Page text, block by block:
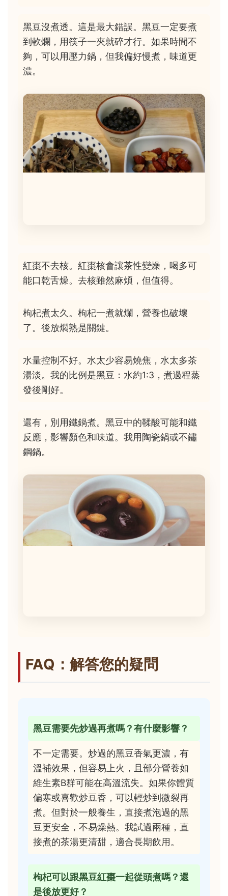
黑豆沒煮透。這是最大錯誤。黑豆一定要煮
到軟爛，用筷子一夾就碎才行。如果時間不
夠，可以用壓力鍋，但我偏好慢煮，味道更
濃。
紅棗不去核。紅棗核會讓茶性變燥，喝多可
能口乾舌燥。去核雖然麻煩，但值得。
枸杞煮太久。枸杞一煮就爛，營養也破壞
了。後放燜熟是關鍵。
水量控制不好。水太少容易燒焦，水太多茶
湯淡。我的比例是黑豆：水約1:3，煮過程蒸
發後剛好。
還有，別用鐵鍋煮。黑豆中的鞣酸可能和鐵
反應，影響顏色和味道。我用陶瓷鍋或不鏽
鋼鍋。
FAQ：解答您的疑問
黑豆需要先炒過再煮嗎？有什麼影響？
不一定需要。炒過的黑豆香氣更濃，有
溫補效果，但容易上火，且部分營養如
維生素B群可能在高溫流失。如果你體質
偏寒或喜歡炒豆香，可以輕炒到微裂再
煮。但對於一般養生，直接煮泡過的黑
豆更安全，不易燥熱。我試過兩種，直
接煮的茶湯更清甜，適合長期飲用。
枸杞可以跟黑豆紅棗一起從頭煮嗎？還
是後放更好？